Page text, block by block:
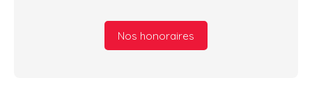
Nos honoraires